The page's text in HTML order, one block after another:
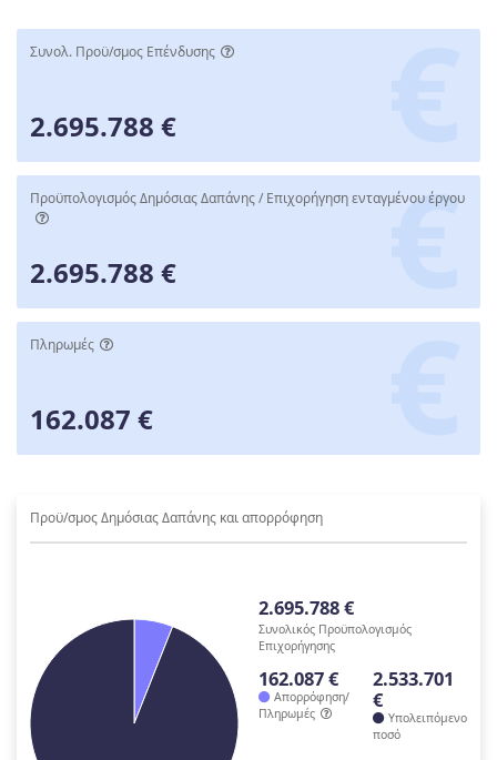
Συνολ. Προϋ/σμος Επένδυσης
2.695.788 €
Προϋπολογισμός Δημόσιας Δαπάνης / Επιχορήγηση ενταγμένου έργου
2.695.788 €
Πληρωμές
162.087 €
Προϋ/σμος Δημόσιας Δαπάνης και απορρόφηση
2.695.788 €
Συνολικός Προϋπολογισμός
Επιχορήγησης
162.087 €
Απορρόφηση/
Πληρωμές
2.533.701
€
Υπολειπόμενο
ποσό